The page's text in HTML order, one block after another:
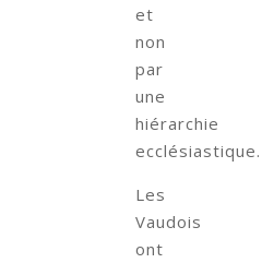
et
non
par
une
hiérarchie
ecclésiastique.
Les
Vaudois
ont